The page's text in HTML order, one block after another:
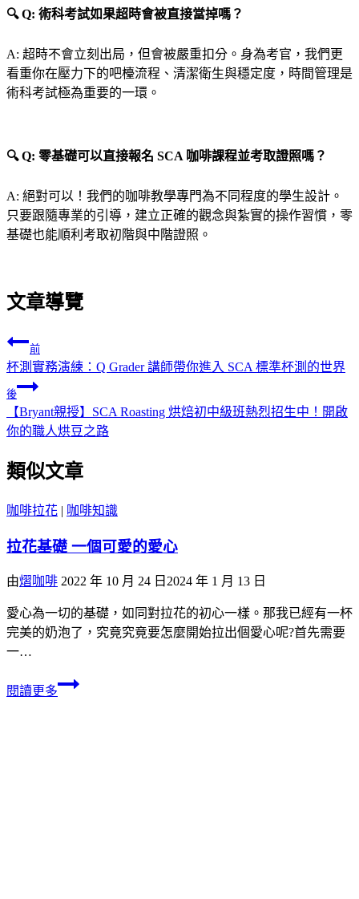
🔍 Q: 術科考試如果超時會被直接當掉嗎？
A: 超時不會立刻出局，但會被嚴重扣分。身為考官，我們更
看重你在壓力下的吧檯流程、清潔衛生與穩定度，時間管理是
術科考試極為重要的一環。
🔍 Q: 零基礎可以直接報名 SCA 咖啡課程並考取證照嗎？
A: 絕對可以！我們的咖啡教學專門為不同程度的學生設計。
只要跟隨專業的引導，建立正確的觀念與紮實的操作習慣，零
基礎也能順利考取初階與中階證照。
文章導覽
前
杯測實務演練：Q Grader 講師帶你進入 SCA 標準杯測的世界
後
【Bryant親授】SCA Roasting 烘焙初中級班熱烈招生中！開啟
你的職人烘豆之路
類似文章
咖啡拉花 | 咖啡知識
拉花基礎 一個可愛的愛心
由熠咖啡 2022 年 10 月 24 日 2024 年 1 月 13 日
愛心為一切的基礎，如同對拉花的初心一樣。那我已經有一杯
完美的奶泡了，究竟究竟要怎麼開始拉出個愛心呢?首先需要
一…
閱讀更多